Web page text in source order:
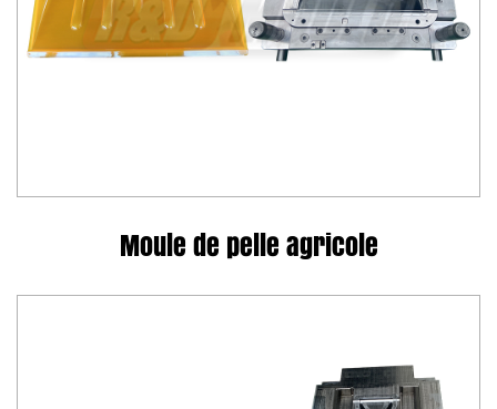
Moule de pelle agricole